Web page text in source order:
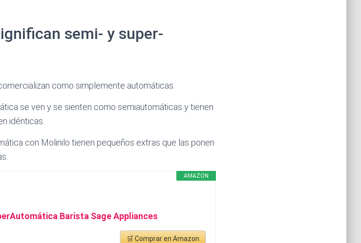
semi- y super-
como simplemente automáticas.
se ven y se sienten como semiautomáticas y tienen
idénticas.
con Molinilo tienen pequeños extras que las ponen
AMAZON
Barista Sage Appliances
🛒 Comprar en Amazon